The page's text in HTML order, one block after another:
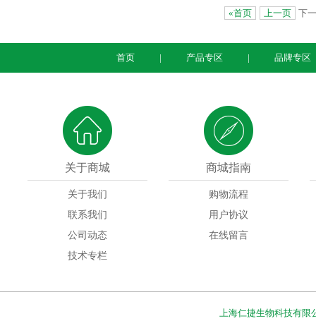
«首页 上一页 下
首页 | 产品专区 | 品牌专区
关于商城
关于我们
联系我们
公司动态
技术专栏
商城指南
购物流程
用户协议
在线留言
上海仁捷生物科技有限